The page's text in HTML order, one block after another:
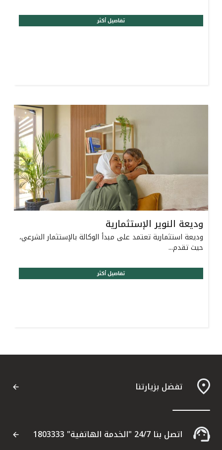
تفاصيل أكثر
وديعة النوير الإستثمارية
وديعة استثمارية تعتمد على مبدأ الوكالة بالإستثمار الشرعي،
حيث تقدم...
تفاصيل أكثر
تفضل بزيارتنا
اتصل بنا 24/7 "الخدمة الهاتفية" 1803333